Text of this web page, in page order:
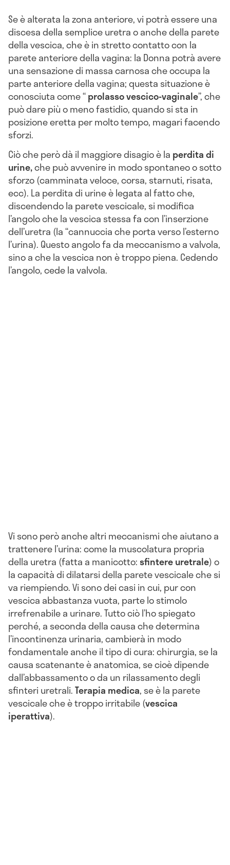
Se è alterata la zona anteriore, vi potrà essere una
discesa della semplice uretra o anche della parete
della vescica, che è in stretto contatto con la
parete anteriore della vagina: la Donna potrà avere
una sensazione di massa carnosa che occupa la
parte anteriore della vagina; questa situazione è
conosciuta come “prolasso vescico-vaginale”, che
può dare più o meno fastidio, quando si sta in
posizione eretta per molto tempo, magari facendo
sforzi.
Ciò che però dà il maggiore disagio è la perdita di
urine,che può avvenire in modo spontaneo o sotto
sforzo (camminata veloce, corsa, starnuti, risata,
ecc). La perdita di urine è legata al fatto che,
discendendo la parete vescicale, si modifica
l’angolo che la vescica stessa fa con l’inserzione
dell’uretra (la “cannuccia che porta verso l’esterno
l’urina). Questo angolo fa da meccanismo a valvola,
sino a che la vescica non è troppo piena. Cedendo
l’angolo, cede la valvola.
Vi sono però anche altri meccanismi che aiutano a
trattenere l’urina: come la muscolatura propria
della uretra (fatta a manicotto:sfintereuretrale) o
la capacità di dilatarsi della parete vescicale che si
va riempiendo. Vi sono dei casi in cui, pur con
vescica abbastanza vuota, parte lo stimolo
irrefrenabile a urinare. Tutto ciò l’ho spiegato
perché, a seconda della causa che determina
l’incontinenza urinaria, cambierà in modo
fondamentale anche il tipo di cura: chirurgia, se la
causa scatenante è anatomica, se cioè dipende
dall’abbassamento o da un rilassamento degli
sfinteri uretrali.Terapia medica, se è la parete
vescicale che è troppo irritabile (vescica
iperattiva).